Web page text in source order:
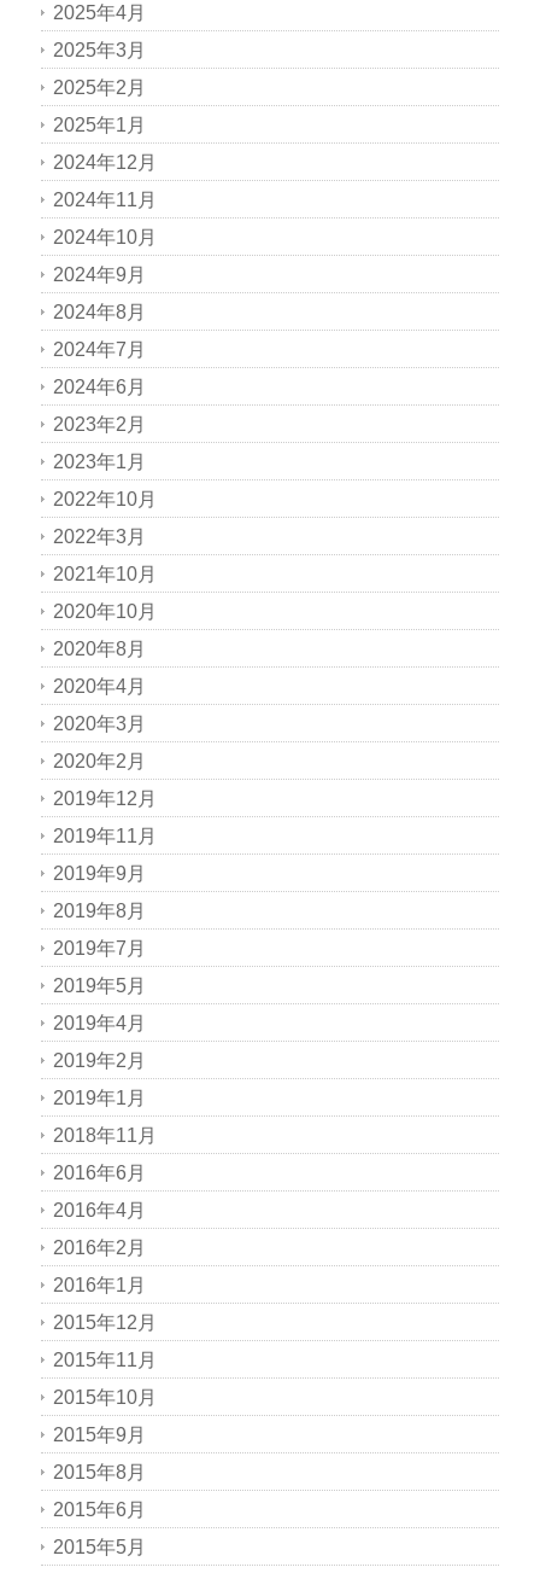
2025年4月
2025年3月
2025年2月
2025年1月
2024年12月
2024年11月
2024年10月
2024年9月
2024年8月
2024年7月
2024年6月
2023年2月
2023年1月
2022年10月
2022年3月
2021年10月
2020年10月
2020年8月
2020年4月
2020年3月
2020年2月
2019年12月
2019年11月
2019年9月
2019年8月
2019年7月
2019年5月
2019年4月
2019年2月
2019年1月
2018年11月
2016年6月
2016年4月
2016年2月
2016年1月
2015年12月
2015年11月
2015年10月
2015年9月
2015年8月
2015年6月
2015年5月